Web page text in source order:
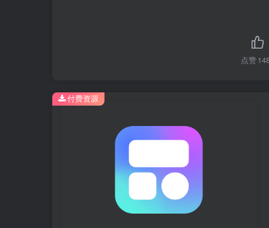
点赞
付费资源